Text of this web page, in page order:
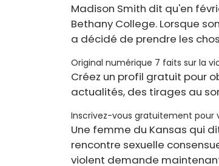
Madison Smith dit qu'en
Bethany College. Lorsque
a décidé de prendre les
Original numérique 7 faits sur la
Créez un profil gratuit pour
actualités, des tirages au
Inscrivez-vous gratuitement pour
Une femme du Kansas qui
rencontre sexuelle
violent demande